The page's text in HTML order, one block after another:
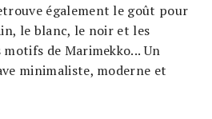
également le goût pour
le blanc, le noir et les
de Marimekko... Un
minimaliste, moderne et